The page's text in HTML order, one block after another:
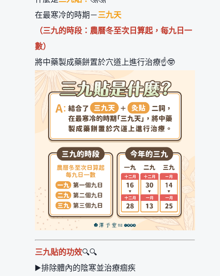
在最寒冷的時期－三九天
（三九的時段：農曆冬至次日算起，每九日一
數）
將中藥製成藥餅置於穴道上進行治療☝️🤓
三九貼的功效🔍🔍
▶️排除體內的陰寒並治療痼疾